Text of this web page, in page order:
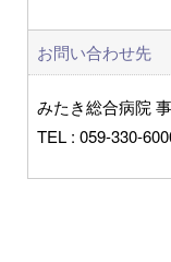
お問い合わせ先
みたき総合病院
TEL : 059-330-